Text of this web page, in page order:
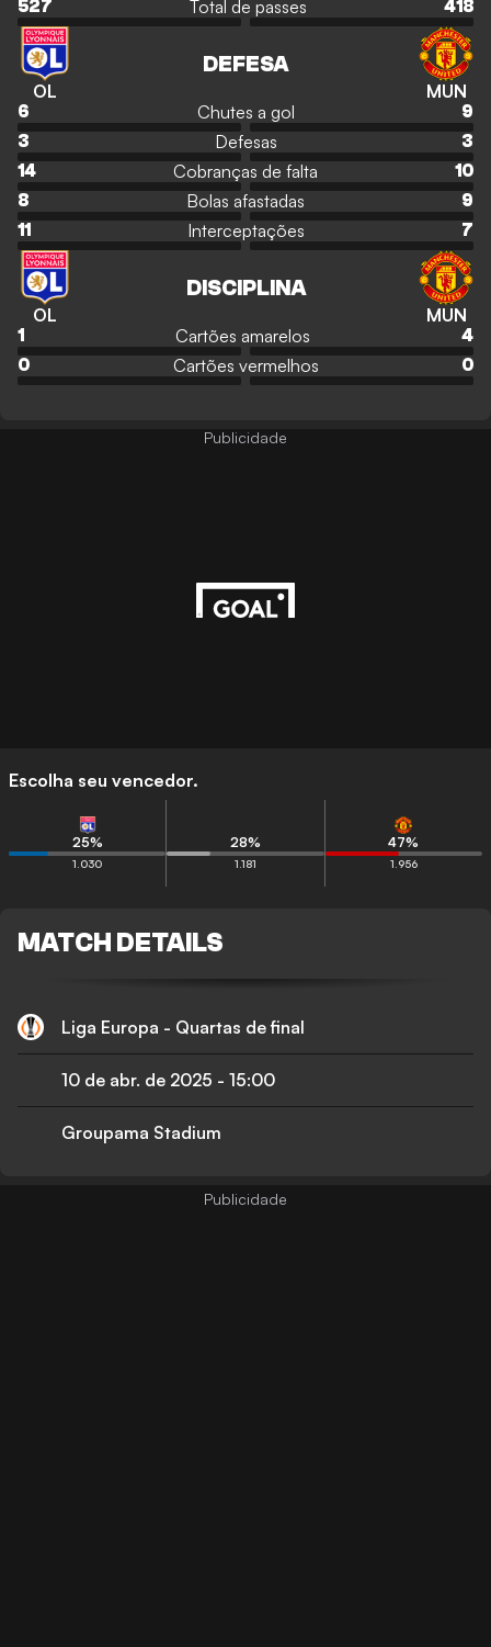
527 Total de passes 418
OL
DEFESA
MUN
6 Chutes a gol
9
3
Defesas
3
14
Cobranças de falta
10
8
Bolas afastadas
9
11
Interceptações 7
OL
DISCIPLINA
MUN
1 Cartões amarelos
4
0
Cartões vermelhos 0
Escolha seu vencedor.
25%
1.030
28%
1.181
47%
1.956
MATCH DETAILS
Liga Europa - Quartas de final
10 de abr. de 2025 - 15:00
Groupama Stadium
Publicidade